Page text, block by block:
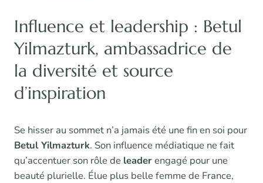
Influence et leadership : Betul
Yilmazturk, ambassadrice de
la diversité et source
d’inspiration
Se hisser au sommet n’a jamais été une fin en soi pour
Betul Yilmazturk. Son influence médiatique ne fait
qu’accentuer son rôle de leaderengagé pour une
beauté plurielle. Élue plus belle femme de France,